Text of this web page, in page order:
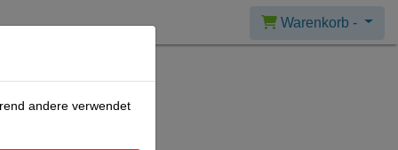
Warenkorb -
andere verwendet